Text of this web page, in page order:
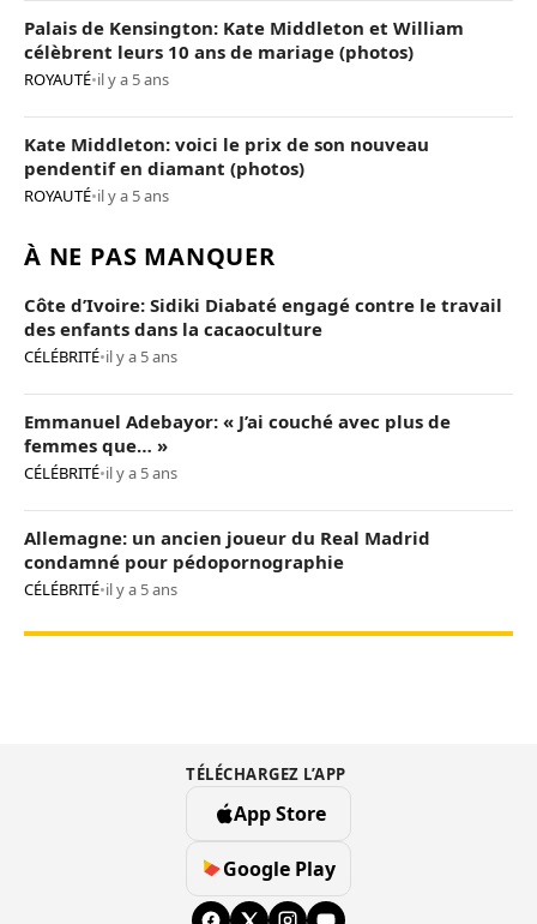
Palais de Kensington: Kate Middleton et William
célèbrent leurs 10 ans de mariage (photos)
ROYAUTÉ•il y a 5 ans
Kate Middleton: voici le prix de son nouveau
pendentif en diamant (photos)
ROYAUTÉ•il y a 5 ans
À NE PAS MANQUER
Côte d’Ivoire: Sidiki Diabaté engagé contre le travail
des enfants dans la cacaoculture
CÉLÉBRITÉ•il y a 5 ans
Emmanuel Adebayor: « J’ai couché avec plus de
femmes que… »
CÉLÉBRITÉ•il y a 5 ans
Allemagne: un ancien joueur du Real Madrid
condamné pour pédopornographie
CÉLÉBRITÉ•il y a 5 ans
TÉLÉCHARGEZ L’APP
App Store
Google Play